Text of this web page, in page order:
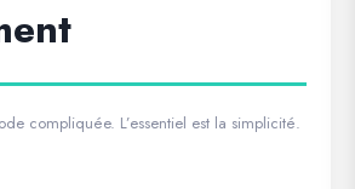
compliquée. L’essentiel est la simplicité.